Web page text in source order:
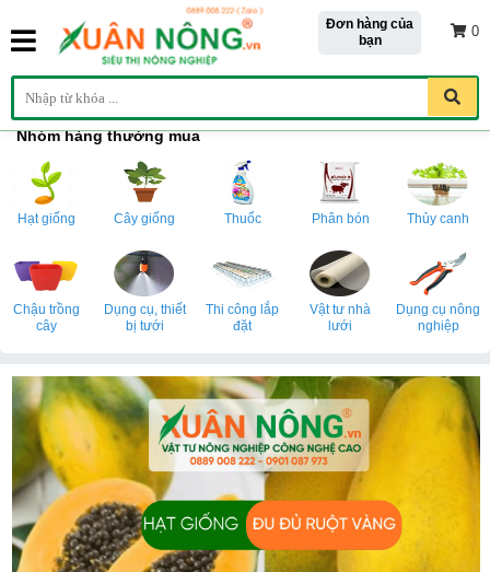
Đơn hàng của
bạn
0
Nhóm hàng thường mua
Hạt giống Cây giống Thuốc Phân bón Thủy canh
Chậu trồng
cây
Dụng cụ, thiết
bị tưới
Thi công lắp
đặt
Vật tư nhà
lưới
Dụng cụ nông
nghiệp